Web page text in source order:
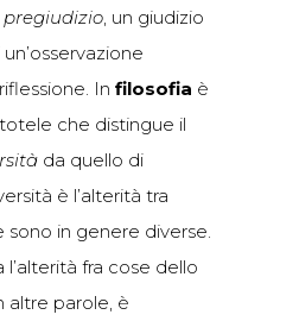
, un giudizio
In filosofia è
che distingue il
da quello di
è l’alterità tra
in genere diverse.
l’alterità fra cose dello
altre parole, è